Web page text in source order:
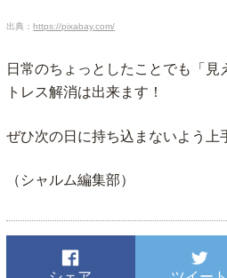
出典：https://pixabay.com/
日常のちょっとしたことでも「見
トレス解消は出来ます！
ぜひ次の日に持ち込まないよう上
（シャルム編集部）